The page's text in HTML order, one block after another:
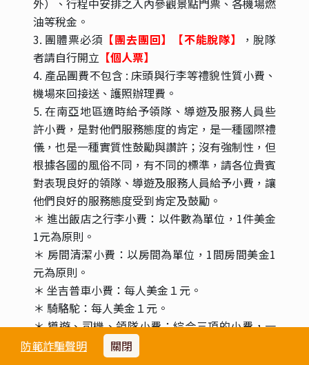
防範詐騙聲明 關閉
油等稅金。
3. 團體票必須 【團去團回】【不能脫隊】
，脫隊
者請自行開立 【個人票】
4. 產品團費不包含 : 床頭與行李等禮貌性質小費、
機場來回接送、護照辦理費。
5. 在南亞地區適時給予領隊、導遊及服務人員些
許小費，是對他們服務態度的肯定，是一種國際禮
儀，也是一種實質性鼓勵與讚許；沒有強制性，但
根據各國的風俗不同，有不同的標準，請各位貴賓
對表現良好的領隊、導遊及服務人員給予小費，讓
他們良好的服務態度受到肯定及鼓勵。
＊ 進出飯店之行李小費：以件數為單位，1件美金
1元為原則。
＊ 房間清潔小費：以房間為單位，1間房間美金1
元為原則。
＊ 坐吉普車小費：每人美金１元。
＊ 騎駱駝：每人美金１元。
＊ 導遊、司機、領隊小費：綜合三項的小費，一
天以美金12元為原則。
＊ 其他服務小費，因地區及服務性質不同，可事